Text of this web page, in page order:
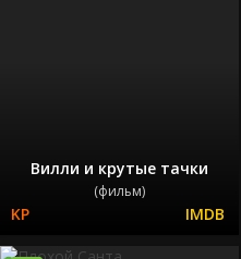
Вилли и крутые тачки
(фильм)